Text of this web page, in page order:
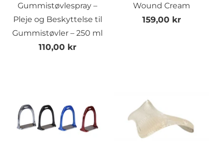
Gummistøvlespray –
Pleje og Beskyttelse til
Gummistøvler – 250 ml
110,00 kr
Wound Cream
159,00 kr